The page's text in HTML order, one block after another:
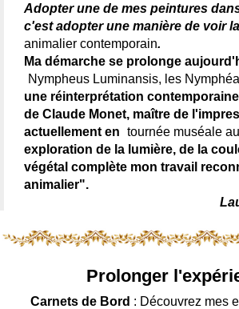
Adopter une de mes peintures
c'est adopter une manière de voir
animalier contemporain.
Ma démarche se prolonge
Nympheus Luminansis, les
une réinterprétation
de Claude Monet, maître de
actuellement en tournée muséale
exploration de la lumière, de la
végétal complète mon travail
animalier".
Prolonger
Carnets de Bord : Découvrez mes